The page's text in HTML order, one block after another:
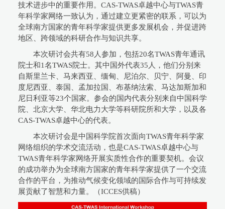
技术进步中的重要作用。CAS-TWAS卓越中心与TWAS青
年科学家网络一致认为，通过建立更紧密的联系，可以为
全球南方国家的青年科学家提供更多发展机会，并促进跨
地区、跨领域的科研合作与知识共享。
本次研讨会共有58人参加，包括20名TWAS青年通讯
院士和1名TWAS院士。其中国外代表35人，他们分别来
自斯里兰卡、马来西亚、缅甸、尼泊尔、贝宁、阿曼、印
度尼西亚、泰国、孟加拉国、布基纳法索、马达加斯加和
尼日利亚等23个国家。参会的国内代表分别来自中国科学
院、北京大学、华北电力大学等科研院所和大学，以及各
CAS-TWAS卓越中心的代表。
本次研讨会是中国科学院首次面向TWAS青年科学家
网络组织的学术交流活动，也是CAS-TWAS卓越中心与
TWAS青年科学家网络开展实质性合作的重要契机。会议
的成功举办为全球南方国家的青年科学家提供了一个交流
合作的平台，为推动气候变化领域的国际合作与可持续发
展贡献了智慧和力量。（ICCES供稿）